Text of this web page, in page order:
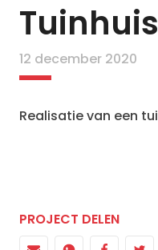
12 december 2020
Realisatie van een
PROJECT DELEN